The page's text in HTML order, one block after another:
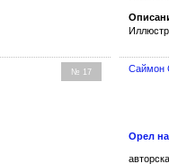
№ 17 Саймон
Орел